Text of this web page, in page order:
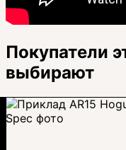
Покупатели
выбирают